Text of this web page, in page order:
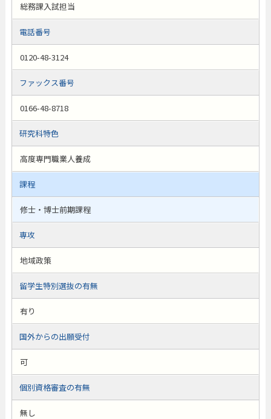
総務課入試担当
電話番号
0120-48-3124
ファックス番号
0166-48-8718
研究科特色
高度専門職業人養成
課程
修士・博士前期課程
専攻
地域政策
留学生特別選抜の有無
有り
国外からの出願受付
可
個別資格審査の有無
無し